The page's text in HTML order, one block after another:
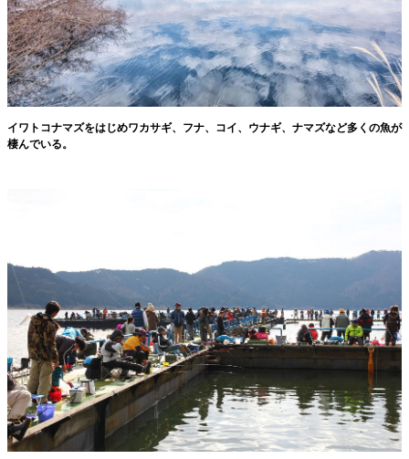
イワトコナマズをはじめワカサギ、フナ、コイ、ウナギ、ナマズなど多くの魚が
棲んでいる。